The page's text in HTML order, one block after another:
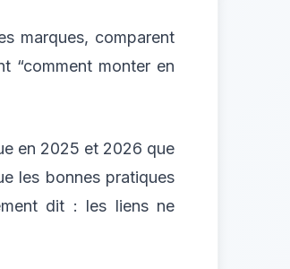
marques, comparent
“comment monter en
en 2025 et 2026 que
les bonnes pratiques
dit : les liens ne